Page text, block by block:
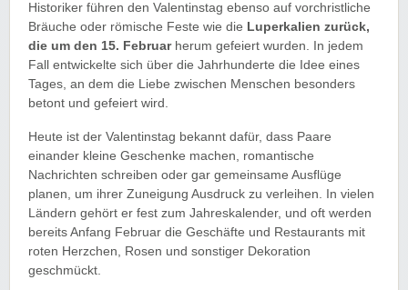
Historiker führen den Valentinstag ebenso auf vorchristliche
Bräuche oder römische Feste wie die Luperkalien zurück,
die um den 15. Februarherum gefeiert wurden. In jedem
Fall entwickelte sich über die Jahrhunderte die Idee eines
Tages, an dem die Liebe zwischen Menschen besonders
betont und gefeiert wird.
Heute ist der Valentinstag bekannt dafür, dass Paare
einander kleine Geschenke machen, romantische
Nachrichten schreiben oder gar gemeinsame Ausflüge
planen, um ihrer Zuneigung Ausdruck zu verleihen. In vielen
Ländern gehört er fest zum Jahreskalender, und oft werden
bereits Anfang Februar die Geschäfte und Restaurants mit
roten Herzchen, Rosen und sonstiger Dekoration
geschmückt.